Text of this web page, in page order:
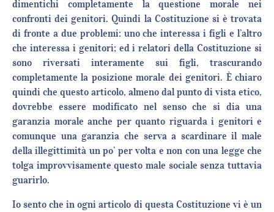
dimentichi completamente la questione morale nei
confronti dei genitori. Quindi la Costituzione si è trovata
di fronte a due problemi: uno che interessa i figli e l’altro
che interessa i genitori; ed i relatori della Costituzione si
sono riversati interamente sui figli, trascurando
completamente la posizione morale dei genitori. È chiaro
quindi che questo articolo, almeno dal punto di vista etico,
dovrebbe essere modificato nel senso che si dia una
garanzia morale anche per quanto riguarda i genitori e
comunque una garanzia che serva a scardinare il male
della illegittimità un po’ per volta e non con una legge che
tolga improvvisamente questo male sociale senza tuttavia
guarirlo.
Io sento che in ogni articolo di questa Costituzione vi è un